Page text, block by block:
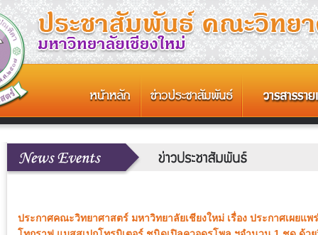
ประกาศคณะวิทยาศาสตร์ มหาวิทยาลัยเชียงใหม่ เรื่อง ประกาศเผย